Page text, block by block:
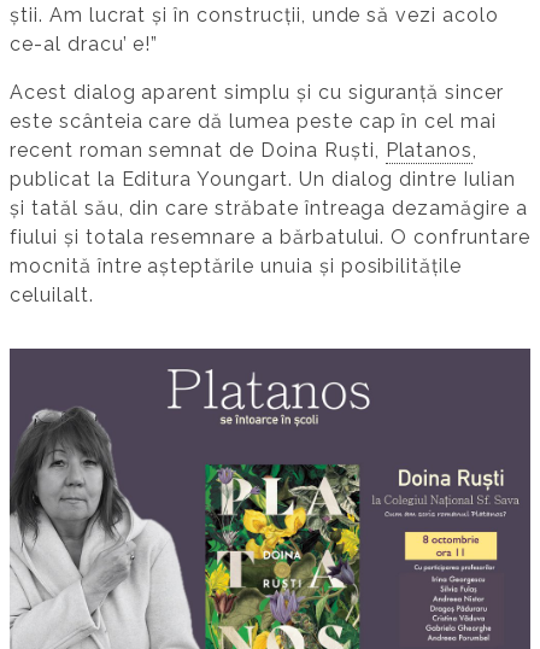
știi. Am lucrat și în construcții, unde să vezi acolo
ce-al dracu’ e!”
Acest dialog aparent simplu și cu siguranță sincer
este scânteia care dă lumea peste cap în cel mai
recent roman semnat de Doina Ruști, Platanos,
publicat la Editura Youngart. Un dialog dintre Iulian
și tatăl său, din care străbate întreaga dezamăgire a
fiului și totala resemnare a bărbatului. O confruntare
mocnită între așteptările unuia și posibilitățile
celuilalt.